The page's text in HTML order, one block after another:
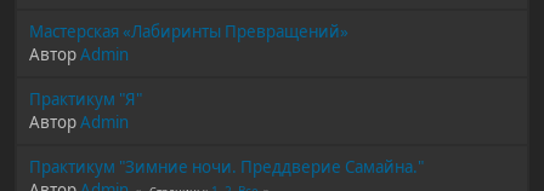
Мастерская «Лабиринты Превращений»
АвторAdmin
Практикум "Я"
АвторAdmin
Практикум "Зимние ночи. Преддверие Самайна."